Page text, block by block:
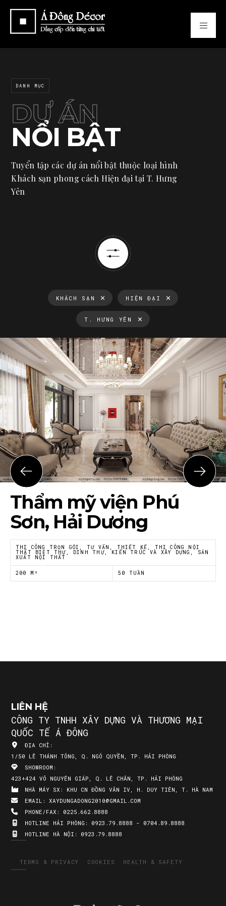
Thông tin luôn cập nhật
Xu hướng thiết kế nội thất mới nhất tại Việt Nam và trên thế
giới
Họ tên *
Tôi đồng ý với
Á Đông
DANH MỤC
DỰ ÁN
NỔI BẬT
Tuyển tập các dự án nổi bật thuộc loại hình
Khách sạn phong cách Hiện đại tại T. Hưng
Yên
KHÁCH SẠN HIỆN ĐẠI
T. HƯNG YÊN
Thẩm mỹ viện Phú
Sơn, Hải Dương
THI CÔNG TRỌN GÓI, TƯ VẤN, THIẾT KẾ, THI CÔNG NỘI
THẤT BIỆT THỰ, DINH THỰ, KIẾN TRÚC VÀ XÂY DỰNG, SẢN
XUẤT NỘI THẤT
200 M² 50 TUẦN
LIÊN HỆ
CÔNG TY TNHH XÂY DỰNG VÀ THƯƠNG MẠI
QUỐC TẾ Á ĐÔNG
ĐỊA CHỈ:
1/50 LÊ THÁNH TÔNG, Q. NGÔ QUYỀN, TP. HẢI PHÒNG
SHOWROOM:
423+424 VÕ NGUYÊN GIÁP, Q. LÊ CHÂN, TP. HẢI PHÒNG
NHÀ MÁY SX: KHU CN ĐỒNG VĂN IV, H. DUY TIÊN, T. HÀ NAM
EMAIL: XAYDUNGADONG2010@GMAIL.COM
PHONE/FAX: 0225.662.8888
HOTLINE HẢI PHÒNG: 0923.79.8888 - 0704.89.8888
HOTLINE HÀ NỘI: 0923.79.8888
TERMS & PRIVACY COOKIES HEALTH & SAFETY